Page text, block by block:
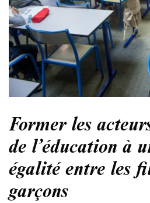
Former les
de l’éducation à
égalité entre les
garçons